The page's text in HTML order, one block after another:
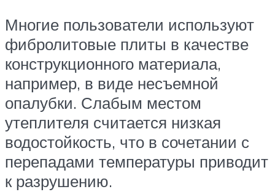
Многие пользователи используют
фибролитовые плиты в качестве
конструкционного материала,
например, в виде несъемной
опалубки. Слабым местом
утеплителя считается низкая
водостойкость, что в сочетании с
перепадами температуры приводит
к разрушению.